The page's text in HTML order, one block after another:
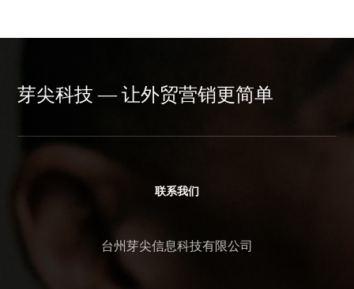
芽尖科技 — 让外贸营销更简单
联系我们
台州芽尖信息科技有限公司